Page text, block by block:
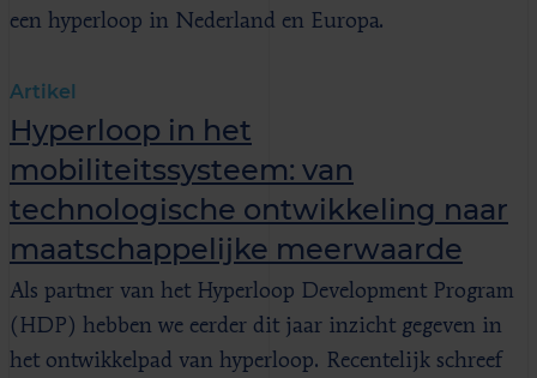
een hyperloop in Nederland en Europa.
Artikel
Hyperloop in het
mobiliteitssysteem: van
technologische ontwikkeling naar
maatschappelijke meerwaarde
Als partner van het Hyperloop Development Program
(HDP) hebben we eerder dit jaar inzicht gegeven in
het ontwikkelpad van hyperloop. Recentelijk schreef